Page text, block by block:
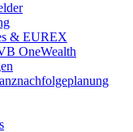
& EUREX
OneWealth